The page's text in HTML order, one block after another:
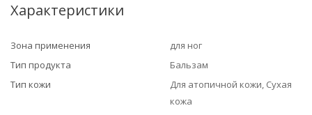
Характеристики
Зона применения
для ног
Тип продукта
Бальзам
Тип кожи
Для атопичной кожи, Сухая
кожа